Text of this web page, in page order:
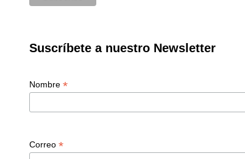
Suscríbete a nuestro Newsletter
Nombre *
Correo *